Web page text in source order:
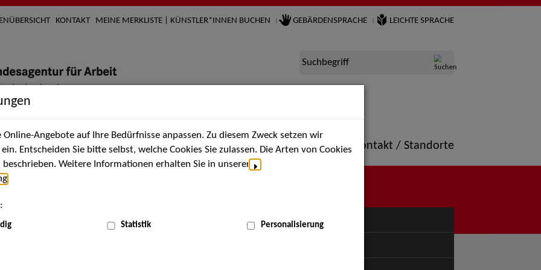
KONTAKT MEINE MERKLISTE | KÜNSTLER*INNEN BUCHEN GEBÄRDENSPRACHE LEICHTE SPRACHE
Suchbegriff
Künstler*innen Über uns Aktuelles Termine Portfolio Kontakt / Standorte
MENÜ
Angebote auf Ihre Bedürfnisse anpassen. Zu diesem Zweck setzen wir
Entscheiden Sie bitte selbst, welche Cookies Sie zulassen. Die Arten von Cookies
Weitere Informationen erhalten Sie in unserer
Statistik Personalisierung